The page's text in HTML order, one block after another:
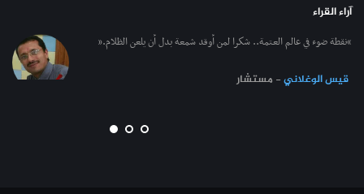
آراء القراء
“نقطة ضوء في عالم العتمة.. شكرا لمن أوقد شمعة بدل أن يلعن الظلام.”
قيس الوغلاني- مستشار